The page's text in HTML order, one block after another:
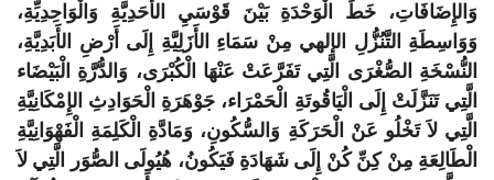
وَالإِضَافَاتِ، خَطِّ الْوَحْدَةِ بَيْنَ قَوْسَيِ الأَحَدِيَّةِ وَالْوَاحِدِيِّةِ،
وَوَاسِطَةِ التَّنُزُّلِ الإلهي مِنْ سَمَاءِ الأَزَلِيَّةِ إِلَى أَرْضِ الأَبَدِيَّةِ،
النُّسْخَةِ الصُّغْرَى الَّتِي تَفَرَّعَتْ عَنْهَا الْكُبْرَى، وَالدُّرَّةِ الْبَيْضَاء
الَّتِي تَنَزَّلَتْ إِلَى الْيَاقُوتَةِ الْحَمْرَاء، جَوْهَرَةِ الْحَوَادِثِ الإِمْكَانِيَّةِ
الَّتِي لاَ تَخْلُو عَنْ الْحَرَكَةِ وَالسُّكُونِ، وَمَادَّةِ الْكَلِمَةِ الْفَهْوَانِيَّةِ
الْطَالِعَةِ مِنْ كِنِّ كُنْ إِلَى شَهَادَةِ فَيَكُونُ، هُيُولَى الصُّوَر الَّتِي لاَ